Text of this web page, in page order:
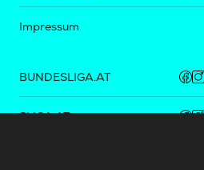
Impressum
BUNDESLIGA.AT
2LIGA.AT